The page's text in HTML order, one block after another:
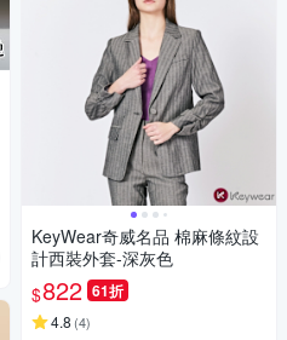
KeyWear奇威名品 棉麻條紋設
計西裝外套-深灰色
$822 61折
4.8 (4)